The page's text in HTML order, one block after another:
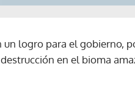
logro para el gobierno,
en el bioma